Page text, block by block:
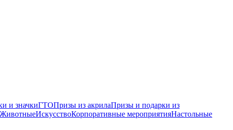
и значкиГТОПризы из акрилаПризы и подарки из
ЖивотныеИскусствоКорпоративные мероприятияНастольные